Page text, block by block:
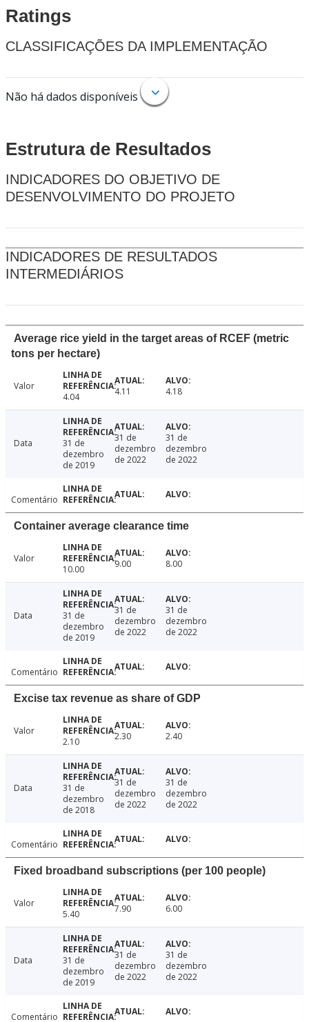
Ratings
CLASSIFICAÇÕES DA IMPLEMENTAÇÃO
Não há dados disponíveis
Estrutura de Resultados
INDICADORES DO OBJETIVO DE
DESENVOLVIMENTO DO PROJETO
INDICADORES DE RESULTADOS
INTERMEDIÁRIOS
Average rice yield in the target areas of RCEF (metric
tons per hectare)
Valor
4.04
4.11 4.18
Data
31 de
dezembro
de 2019
31 de
dezembro
de 2022
31 de
dezembro
de 2022
Comentário
Container average clearance time
Valor
10.00
9.00 8.00
Data
31 de
dezembro
de 2019
31 de
dezembro
de 2022
31 de
dezembro
de 2022
Comentário
Excise tax revenue as share of GDP
Valor
2.10
2.30 2.40
Data
31 de
dezembro
de 2018
31 de
dezembro
de 2022
31 de
dezembro
de 2022
Comentário
Fixed broadband subscriptions (per 100 people)
Valor
5.40
7.90 6.00
Data
31 de
dezembro
de 2019
31 de
dezembro
de 2022
31 de
dezembro
de 2022
Comentário